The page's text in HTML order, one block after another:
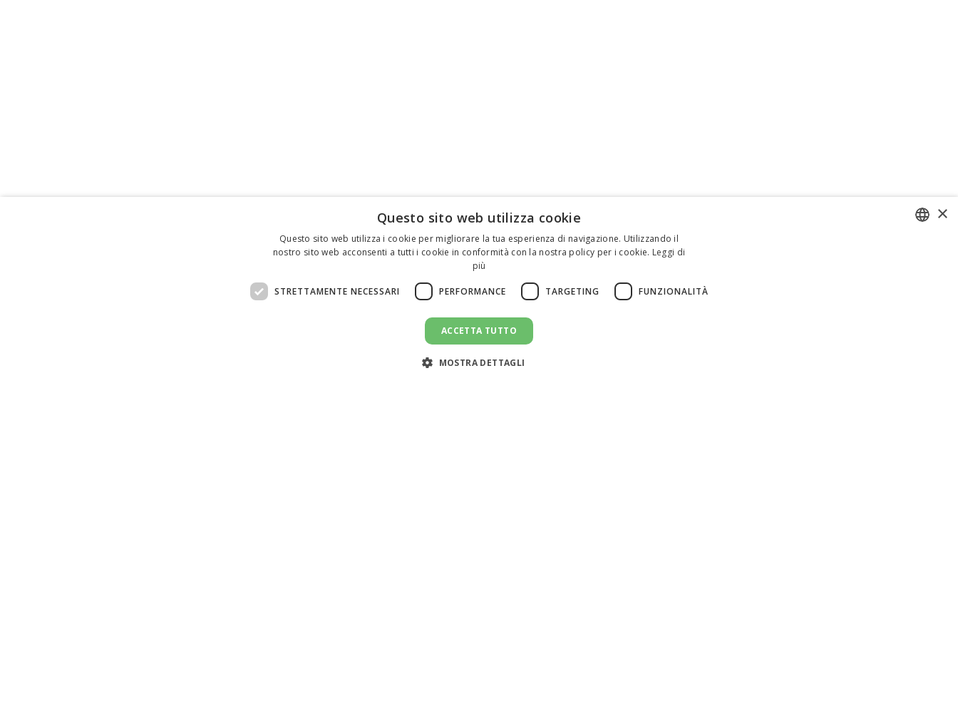
×
Questo sito web utilizza cookie
Questo sito web utilizza i cookie per migliorare la tua esperienza di navigazione. Utilizzando il
nostro sito web acconsenti a tutti i cookie in conformità con la nostra policy per i cookie. Leggi di
più
STRETTAMENTE NECESSARI PERFORMANCE TARGETING FUNZIONALITÀ
ACCETTA TUTTO
MOSTRA DETTAGLI